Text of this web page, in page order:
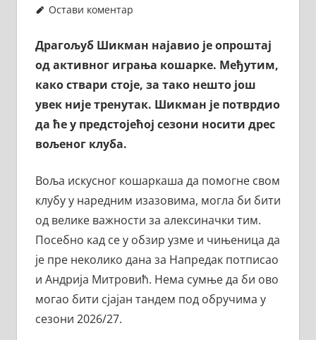
Остави коментар
Драгољуб Шикман најавио је опроштај
од активног играња кошарке. Међутим,
како ствари стоје, за тако нешто још
увек није тренутак. Шикман је потврдио
да ће у предстојећој сезони носити дрес
вољеног клуба.
Воља искусног кошаркаша да помогне свом
клубу у наредним изазовима, могла би бити
од велике важности за алексиначки тим.
Посебно кад се у обзир узме и чињеница да
је пре неколико дана за Напредак потписао
и Андрија Митровић. Нема сумње да би ово
могао бити сјајан тандем под обручима у
сезони 2026/27.